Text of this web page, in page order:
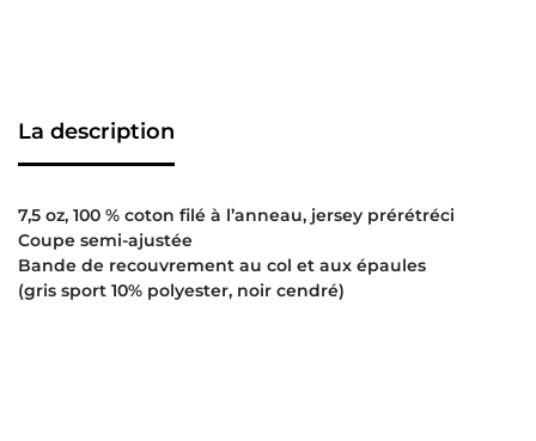
La description
7,5 oz, 100 % coton filé à l’anneau, jersey prérétréci
Coupe semi-ajustée
Bande de recouvrement au col et aux épaules
(gris sport 10% polyester, noir cendré)